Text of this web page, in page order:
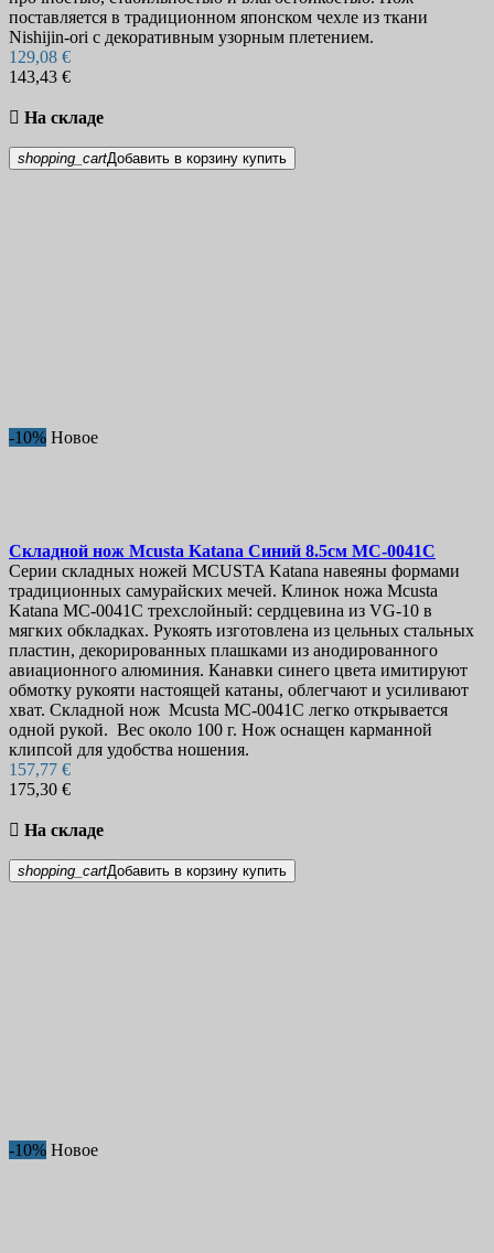
поставляется в традиционном японском чехле из ткани
Nishijin-ori с декоративным узорным плетением.
129,08 €
143,43 €
 На складе
shopping_cartДобавить в корзину купить
-10% Новое
Складной нож Mcusta Katana Синий 8.5см MC-0041C
Серии складных ножей MCUSTA Katana навеяны формами
традиционных самурайских мечей. Клинок ножа Mcusta
Katana MC-0041C трехслойный: сердцевина из VG-10 в
мягких обкладках. Рукоять изготовлена из цельных стальных
пластин, декорированных плашками из анодированного
авиационного алюминия. Канавки синего цвета имитируют
обмотку рукояти настоящей катаны, облегчают и усиливают
хват. Складной нож Mcusta MC-0041C легко открывается
одной рукой. Вес около 100 г. Нож оснащен карманной
клипсой для удобства ношения.
157,77 €
175,30 €
 На складе
shopping_cartДобавить в корзину купить
-10% Новое